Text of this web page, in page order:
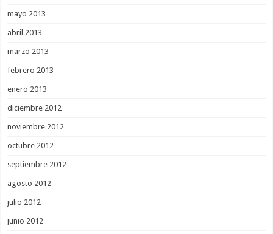
mayo 2013
abril 2013
marzo 2013
febrero 2013
enero 2013
diciembre 2012
noviembre 2012
octubre 2012
septiembre 2012
agosto 2012
julio 2012
junio 2012